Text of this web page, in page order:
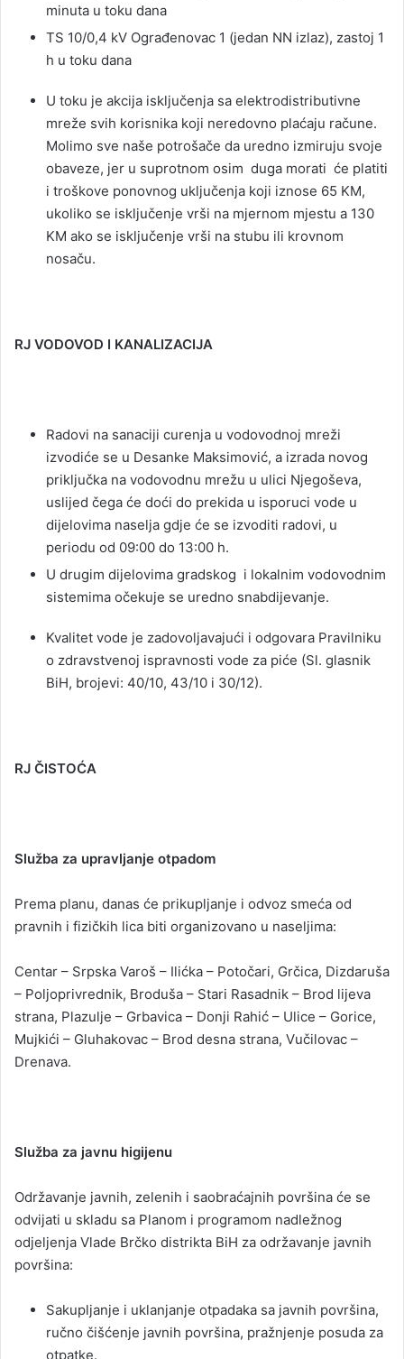
minuta u toku dana
TS 10/0,4 kV Ograđenovac 1 (jedan NN izlaz), zastoj 1
h u toku dana
U toku je akcija isključenja sa elektrodistributivne
mreže svih korisnika koji neredovno plaćaju račune.
Molimo sve naše potrošače da uredno izmiruju svoje
obaveze, jer u suprotnom osim duga morati će platiti
i troškove ponovnog uključenja koji iznose 65 KM,
ukoliko se isključenje vrši na mjernom mjestu a 130
KM ako se isključenje vrši na stubu ili krovnom
nosaču.
RJ VODOVOD I KANALIZACIJA
Radovi na sanaciji curenja u vodovodnoj mreži
izvodiće se u Desanke Maksimović, a izrada novog
priključka na vodovodnu mrežu u ulici Njegoševa,
uslijed čega će doći do prekida u isporuci vode u
dijelovima naselja gdje će se izvoditi radovi, u
periodu od 09:00 do 13:00 h.
U drugim dijelovima gradskog i lokalnim vodovodnim
sistemima očekuje se uredno snabdijevanje.
Kvalitet vode je zadovoljavajući i odgovara Pravilniku
o zdravstvenoj ispravnosti vode za piće (Sl. glasnik
BiH, brojevi: 40/10, 43/10 i 30/12).
RJ ČISTOĆA
Služba za upravljanje otpadom
Prema planu, danas će prikupljanje i odvoz smeća od
pravnih i fizičkih lica biti organizovano u naseljima:
Centar – Srpska Varoš – Ilićka – Potočari, Grčica, Dizdaruša
– Poljoprivrednik, Broduša – Stari Rasadnik – Brod lijeva
strana, Plazulje – Grbavica – Donji Rahić – Ulice – Gorice,
Mujkići – Gluhakovac – Brod desna strana, Vučilovac –
Drenava.
Služba za javnu higijenu
Održavanje javnih, zelenih i saobraćajnih površina će se
odvijati u skladu sa Planom i programom nadležnog
odjeljenja Vlade Brčko distrikta BiH za održavanje javnih
površina:
Sakupljanje i uklanjanje otpadaka sa javnih površina,
ručno čišćenje javnih površina, pražnjenje posuda za
otpatke.